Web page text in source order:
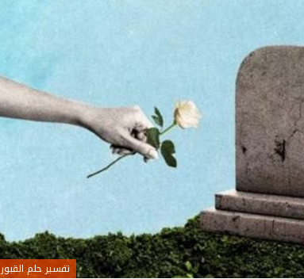
تفسير حلم القبور